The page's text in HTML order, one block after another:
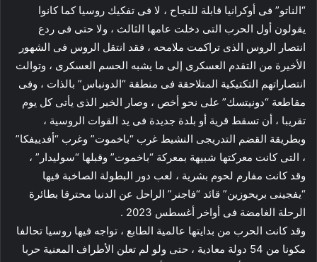
“الناتو” فى أوكرانيا قابلة للنجاح ، لا فى تفكيك روسيا كما كانوا
يقولون أول الحرب التى دخلت عامها الثالث ، ولا حتى فى ردع
انتصار الروس الذى تراكمت ملامحه ، فقد انتقل الروس فى الشهور
الأخيرة من التقدم العسكرى إلى ما يشبه الحسم العسكرى ، وتوالت
انتصاراتهم التكتيكية المتلاحقة فى منطقة “الدونباس” بالذات ، وفى
مقاطعة “دونيتسك” على نحو أخص ، وصار الخبر الذى يأتى كل يوم
تقريبا ، أن تسقط قرية أو بلدة جديدة فى يد القوات الروسية ،
وبطريقة القضم التدريجى النشيط غرب “باخموت” وغرب “أفدييفكا”
، التى كانت معركتها شبيهة بمعركة “باخموت” وقبلها “سوليدار” ،
وقد كانت مفارم لحوم بشرية ، لعب دور البطولة الصاخبة فيها
“يفجينى بريحوزين” قائد “فاجنر” الراحل عن الدنيا محترقا بطائرة
الرحلة الغامضة فى أواخر أغسطس 2023 .
وقد كانت الحرب من بدايتها عالمية الطابع ، تواجه فيها روسيا تحالفا
مكونا من 54 دولة معادية ، حتى ولو لم تعلن الأطراف المعنية حربا